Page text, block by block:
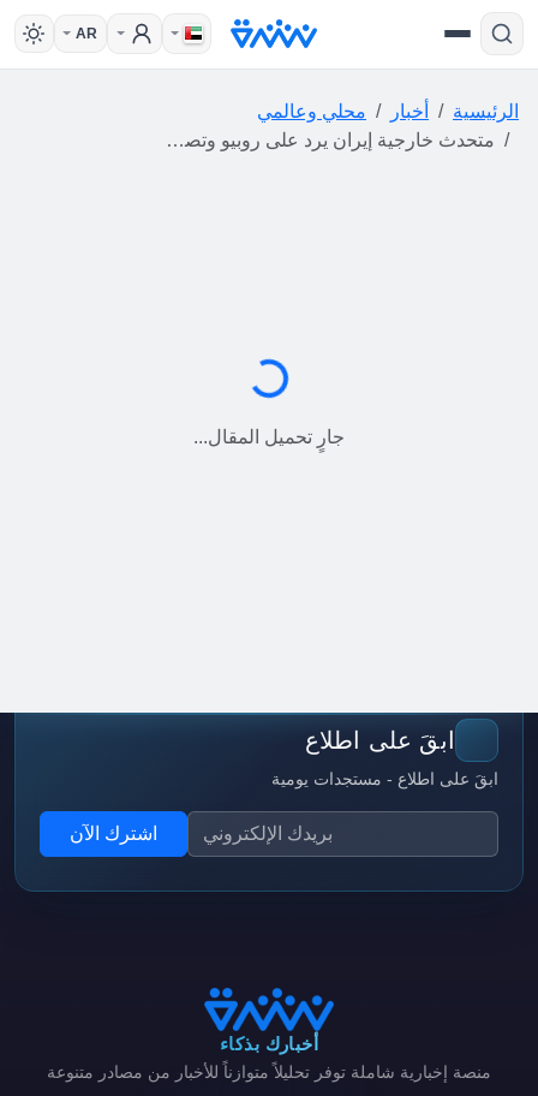
AR
الرئيسية أخبار
محلي وعالمي
متحدث خارجية إيران يرد على روبيو وتصريح "عملاء إيرانيون يخططون لاغتيالات منها للرئيس الأمريكي"
جارٍ تحميل المقال...
ابقَ على اطلاع
ابقَ على اطلاع - مستجدات يومية
اشترك الآن
أخبارك بذكاء
منصة إخبارية شاملة توفر تحليلاً متوازناً للأخبار من مصادر متنوعة